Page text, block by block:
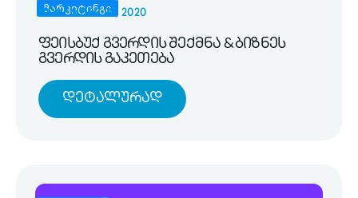
მარკეტინგი
NOVEMBER 25, 2020
ფეისბუქ გვერდის შექმნა & ბიზნეს
გვერდის გაკეთება
Დეტალურად